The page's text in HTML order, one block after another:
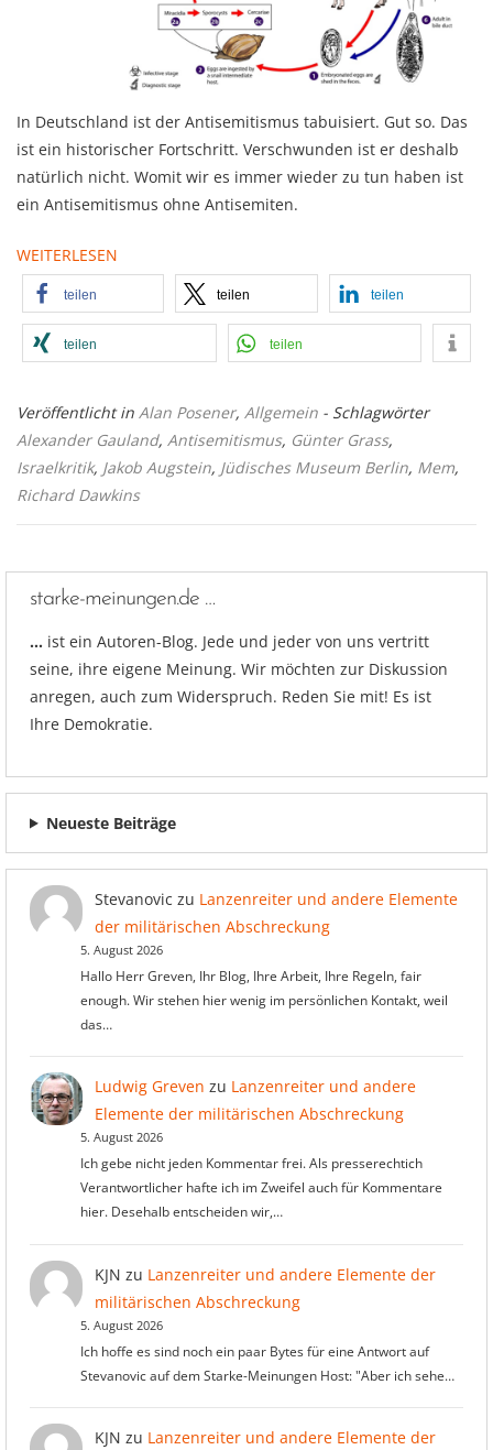
In Deutschland ist der Antisemitismus tabuisiert. Gut so. Das
ist ein historischer Fortschritt. Verschwunden ist er deshalb
natürlich nicht. Womit wir es immer wieder zu tun haben ist
ein Antisemitismus ohne Antisemiten.
WEITERLESEN
teilen teilen teilen
teilen teilen
Veröffentlicht in Alan Posener, Allgemein - Schlagwörter
Alexander Gauland, Antisemitismus, Günter Grass,
Israelkritik, Jakob Augstein, Jüdisches Museum Berlin, Mem,
Richard Dawkins
starke-meinungen.de …
… ist ein Autoren-Blog. Jede und jeder von uns vertritt
seine, ihre eigene Meinung. Wir möchten zur Diskussion
anregen, auch zum Widerspruch. Reden Sie mit! Es ist
Ihre Demokratie.
Neueste Beiträge
Stevanovic zu Lanzenreiter und andere Elemente
der militärischen Abschreckung
5. August 2026
Hallo Herr Greven, Ihr Blog, Ihre Arbeit, Ihre Regeln, fair
enough. Wir stehen hier wenig im persönlichen Kontakt, weil
das…
Ludwig Greven zu Lanzenreiter und andere
Elemente der militärischen Abschreckung
5. August 2026
Ich gebe nicht jeden Kommentar frei. Als presserechtich
Verantwortlicher hafte ich im Zweifel auch für Kommentare
hier. Desehalb entscheiden wir,…
KJN zu Lanzenreiter und andere Elemente der
militärischen Abschreckung
5. August 2026
Ich hoffe es sind noch ein paar Bytes für eine Antwort auf
Stevanovic auf dem Starke-Meinungen Host: "Aber ich sehe…
KJN zu Lanzenreiter und andere Elemente der